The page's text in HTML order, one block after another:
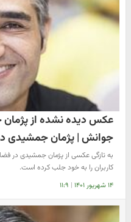
عکس دیده نشده از
جوانش | پژمان جمشیدی
به تازگی عکسی از پژمان جمشیدی در
کاربران را به خود جلب کرده است.
۱۴ شهریور ۱۴۰۱ | ۱۱:۹